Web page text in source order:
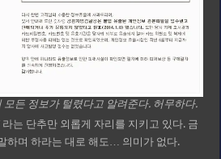
모든 정보가 털렸다고 알려준다. 허무하다.
라는 단추만 외롭게 자리를 지키고 있다. 금
하며 하라는 대로 해도… 의미가 없다.